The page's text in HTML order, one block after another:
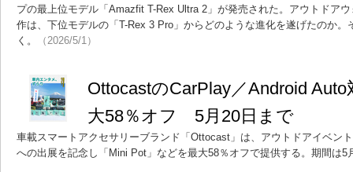
プの最上位モデル「Amazfit T-Rex Ultra 2」が発売された。アウトドア
作は、下位モデルの「T-Rex 3 Pro」からどのような進化を遂げたのか
く。
（2026/5/1）
OttocastのCarPlay／Android
大58％オフ 5月20日まで
車載スマートアクセサリーブランド「Ottocast」は、アウトドアイベン
への出展を記念し「Mini Pot」などを最大58％オフで提供する。期間は5